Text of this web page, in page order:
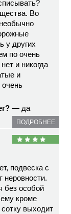
Во
у других
по очень
и никогда
и
— да
ПОДРОБНЕЕ
подвеска с
неровности.
без особой
кроме
выходит